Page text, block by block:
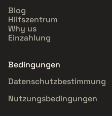
Blog
Hilfszentrum
Why us
Einzahlung
Bedingungen
Datenschutzbestimmung
Nutzungsbedingungen